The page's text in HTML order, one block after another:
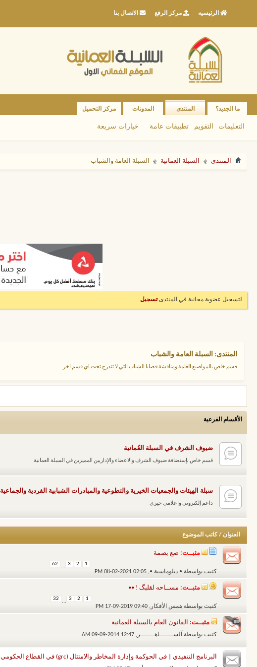
الرئيسيه مركز الرفع الاتصال بنا
ما الجديد؟ المنتدى
التعليمات التقويم تطبيقات عامة خيارات سريعة
المدونات مركز التحميل
المنتدى السبلة العمانية السبلة العامة والشباب
لتسجيل عضوية مجانية في المنتدىتسجيل
المنتدى: السبلة العامة والشباب
قسم خاص بالمواضيع العامة ومناقشة قضايا الشباب التي لا تندرج تحت اي قسم اخر
الأقسام الفرعية
ضيوف الشرف في السبلة العُمانية
قسم خاص بإستضافة ضيوف الشرف والاعضاء والإداريين المميزين في السبلة العمانية
سبلة الهيئات والجمعيات الخيرية والتطوعية والمبادرات الشبابية الفردية والجماعية
داعم إلكتروني واعلامي خيري
العنوان / كاتب الموضوع
مثبــت: ضع بصمة
كتبت بواسطة • دبلوماسية •‏, 08-02-2021 02:05 PM
1
2
3
...
62
مثبــت: مســاحه لقلبگ ! ••
كتبت بواسطة همس الأفكار ‏, 17-09-2019 09:40 PM
1
2
3
...
32
مثبــت: القانون العام بالسبلة العمانية
كتبت بواسطة آلســـــــاهـــــــر ‏, 09-09-2014 12:47 AM
البرنامج التنفيذي | في الحوكمة وإدارة المخاطر والامتثال (grc) في القطاع الحكومي